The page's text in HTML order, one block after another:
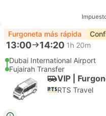
Furgoneta más rápida
13:00 14:20 1h 20m
Dubai International Airport
Fujairah Transfer
VIP |
RTS Travel